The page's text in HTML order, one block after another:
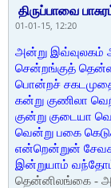
திருப்பாவை
01-01-15, 12:20
அன்று இவ்வுலகம்
சென்றங்குத்
பொன்றச்
கன்று குணிலா
குன்று குடையா
வென்று பகை
என்றென்றுன்
இன்றுயாம்
தென்னிலங்கை -